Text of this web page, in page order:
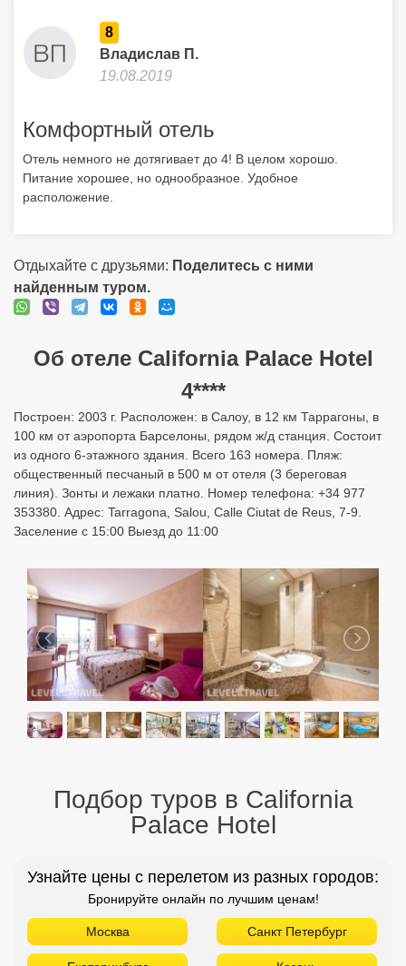
8
Владислав П.
19.08.2019
Комфортный отель
Отель немного не дотягивает до 4! В целом хорошо.
Питание хорошее, но однообразное. Удобное
расположение.
Отдыхайте с друзьями: Поделитесь с ними
найденным туром.
Об отеле California Palace Hotel
4****
Построен: 2003 г. Расположен: в Салоу, в 12 км Таррагоны, в
100 км от аэропорта Барселоны, рядом ж/д станция. Состоит
из одного 6-этажного здания. Всего 163 номера. Пляж:
общественный песчаный в 500 м от отеля (3 береговая
линия). Зонты и лежаки платно. Номер телефона: +34 977
353380. Адрес: Tarragona, Salou, Calle Ciutat de Reus, 7-9.
Заселение с 15:00 Выезд до 11:00
Подбор туров в California
Palace Hotel
Узнайте цены с перелетом из разных городов:
Бронируйте онлайн по лучшим ценам!
Москва Санкт Петербург